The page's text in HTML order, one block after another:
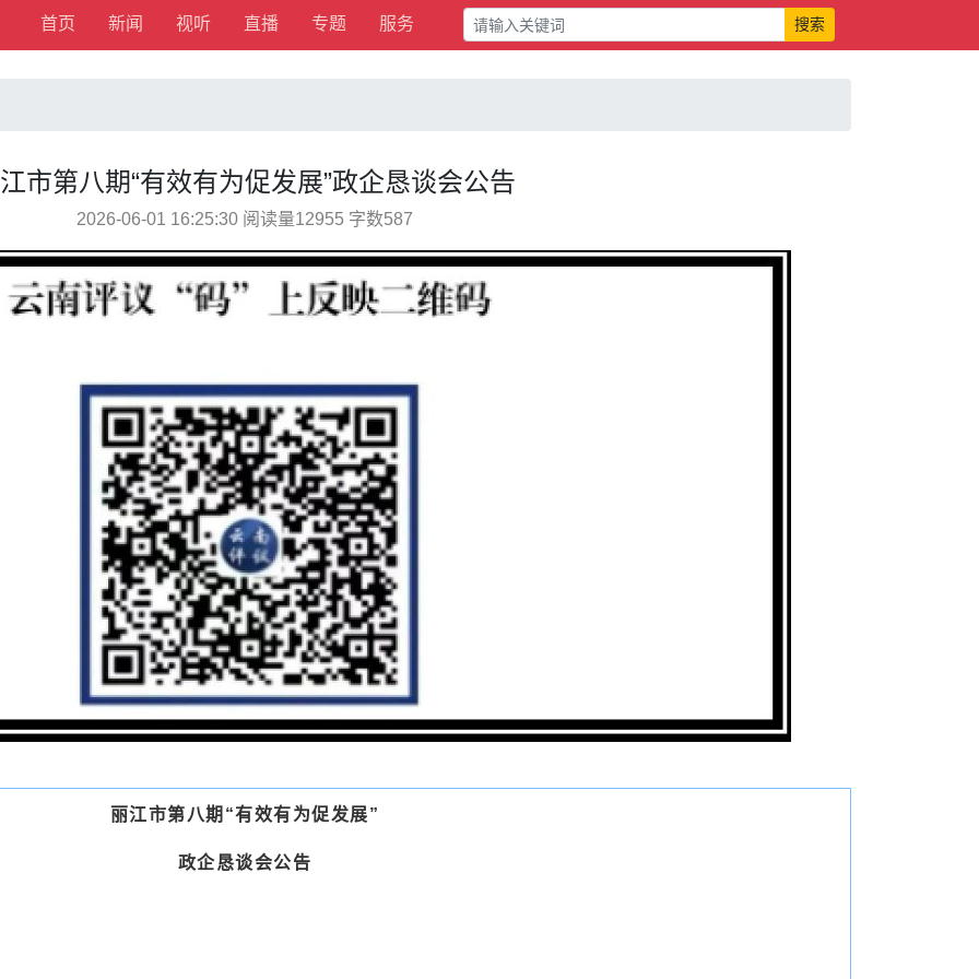
首页 新闻 视听 直播 专题 服务 搜索
市第八期“有效有为促发展”政企恳谈会公告
2026-06-01 16:25:30 阅读量12955 字数587
丽江市第八期“有效有为促发展”
政企恳谈会公告